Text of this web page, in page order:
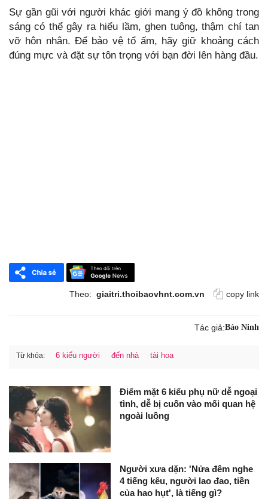
Sự gần gũi với người khác giới mang ý đồ không trong
sáng có thể gây ra hiểu lầm, ghen tuông, thậm chí tan
vỡ hôn nhân. Để bảo vệ tổ ấm, hãy giữ khoảng cách
đúng mực và đặt sự tôn trọng với bạn đời lên hàng đầu.
Theo: giaitri.thoibaovhnt.com.vn copy link
Tác giả:Bảo Ninh
Từ khóa: 6 kiểu người đến nhà tài hoa
Điểm mặt 6 kiểu phụ nữ dễ ngoại
tình, dễ bị cuốn vào mối quan hệ
ngoài luồng
Người xưa dặn: 'Nửa đêm nghe
4 tiếng kêu, người lao đao, tiền
của hao hụt', là tiếng gì?